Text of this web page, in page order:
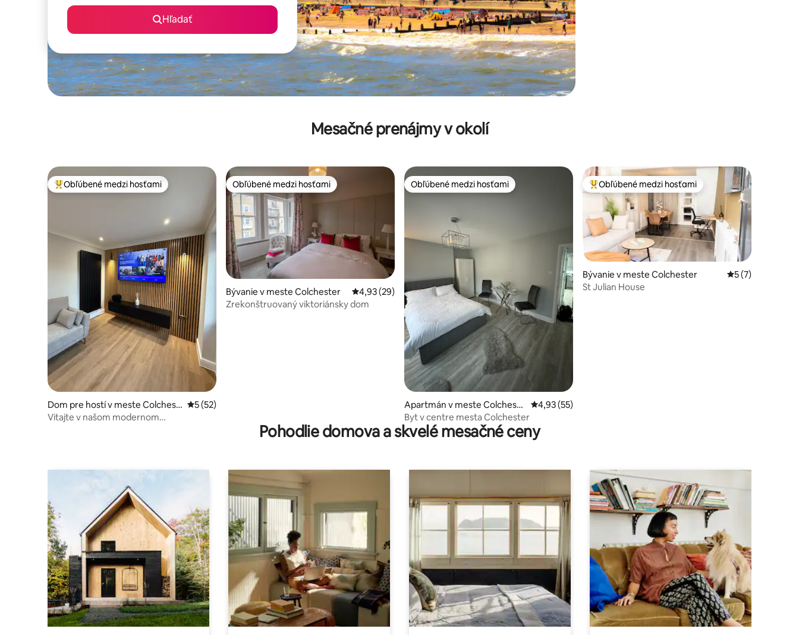
Hľadať
Mesačné prenájmy v okolí
Najobľúbenejšie medzi hosťami
Obľúbené medzi hosťami
Dom pre hostí v meste Colchest
er
Priemerné ohodnotenie 5 z 5, počet hodnotení: 52
5 (52)
Vitajte v našom modernom
Obľúbené medzi hosťami
Obľúbené medzi hosťami
Bývanie v meste Colchester Priemerné ohodnotenie 4,93 z 5, počet hodnotení: 29
4,93 (29)
Zrekonštruovaný viktoriánsky dom
Obľúbené medzi hosťami
Obľúbené medzi hosťami
Apartmán v meste Colcheste
r
Priemerné ohodnotenie 4,93 z 5, počet hodnotení: 55
4,93 (55)
Byt v centre mesta Colchester
Najobľúbenejšie medzi hosťami
Obľúbené medzi hosťami
Bývanie v meste Colchester Priemerné
5 (7)
St Julian House
Pohodlie domova a skvelé mesačné ceny